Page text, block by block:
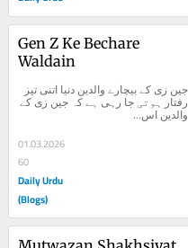
Gen Z Ke Bechare
Waldain
والدین اس...
01.03.2026
60
Daily Urdu
(Blogs)